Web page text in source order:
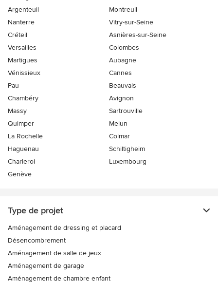
Argenteuil
Montreuil
Nanterre
Vitry-sur-Seine
Créteil
Asnières-sur-Seine
Versailles
Colombes
Martigues
Aubagne
Vénissieux
Cannes
Pau
Beauvais
Chambéry
Avignon
Massy
Sartrouville
Quimper
Melun
La Rochelle
Colmar
Haguenau
Schiltigheim
Charleroi
Luxembourg
Genève
Type de projet
Aménagement de dressing et placard
Désencombrement
Aménagement de salle de jeux
Aménagement de garage
Aménagement de chambre enfant